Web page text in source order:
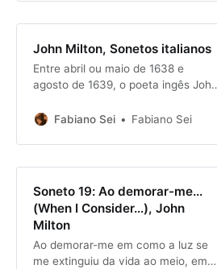
melífluo trinado locupleto Prediz o
Se te
John Milton, Sonetos italianos
Entre abril ou maio de 1638 e
agosto de 1639, o poeta ingês John
visitando a França e a Itália; menos
mais nesta, onde trava contato
com os intelectuais de Roma,
Aproximadamente oito anos antes,
porém, o interesse
Fabiano Sei Fabiano Sei
Soneto 19: Ao demorar-me…
(When I Consider…), John
Milton
Ao demorar-me em como a luz se
me extinguiu da vida ao meio, em